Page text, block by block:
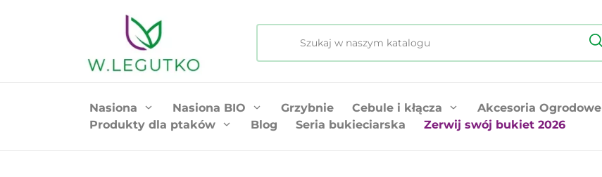
Nasiona Nasiona BIO Grzybnie Cebule i kłącza Akcesoria Ogrodowe
Produkty dla ptaków
Blog Seria bukieciarska Zerwij swój bukiet 2026